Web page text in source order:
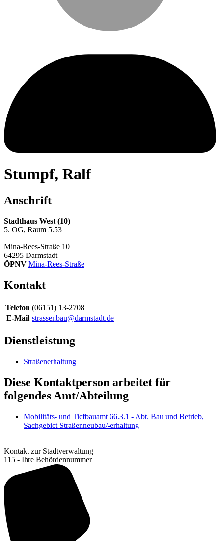
Stumpf, Ralf
Anschrift
Stadthaus West (10)
5. OG, Raum 5.53
Mina-Rees-Straße 10
64295 Darmstadt
ÖPNV Mina-Rees-Straße
Kontakt
Telefon (06151) 13-2708
E-Mail strassenbau@darmstadt.de
Dienstleistung
Straßenerhaltung
Diese Kontaktperson arbeitet für
folgendes Amt/Abteilung
Mobilitäts- und Tiefbauamt 66.3.1 - Abt. Bau und Betrieb,
Sachgebiet Straßenneubau/-erhaltung
Kontakt zur Stadtverwaltung
115 - Ihre Behördennummer